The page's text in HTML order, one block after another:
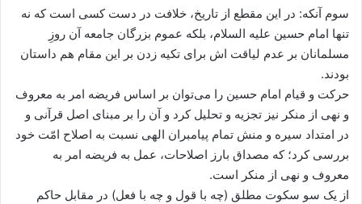
سوم آنکه: در این مقطع از تاریخ، خلافت در دست کسی است که نه
تنها امام حسین علیه السلام، بلکه عموم بزرگان جامعه آن روزِ
مسلمانان بر عدم لیاقت اش برای تکیه زدن بر این مقام هم داستان
بودند.
حرکت و قیام امام حسین را می‌توان بر اساس فریضه امر به ‌معروف
و نهی ‌از منکر نیز تجزیه و تحلیل کرد و آن را بر مبنای اصل قرآنی و
در امتداد سیره و منش تمام پیامبران الهی نسبت به اصلاح امّت خود
بررسی کرد؛ که مصداق بارز اصلاحات، عمل به فریضه امر به
معروف و نهی از منکر است.
از یک سو سکوت مطلق (چه با قول و چه با فعل) در مقابل حاکم